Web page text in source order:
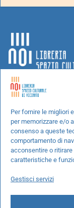
Per fornire le migliori
per memorizzare e/o
consenso a queste
comportamento di
acconsentire o
caratteristiche e
Gestisci servizi
Chi siamo
Progetti speciali
Richiedi un libro
Spedizioni
Cookie Policy